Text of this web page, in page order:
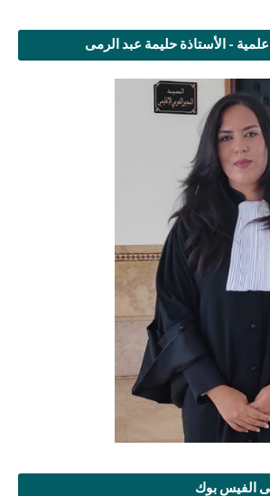
- الأستاذة حليمة عبد الرمى
الفيس بوك